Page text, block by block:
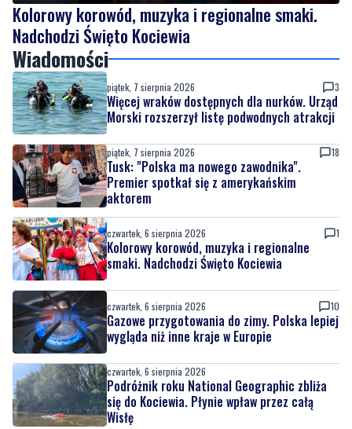
Kolorowy korowód, muzyka i regionalne smaki.
Nadchodzi Święto Kociewia
Wiadomości
piątek, 7 sierpnia 2026 3
Więcej wraków dostępnych dla nurków. Urząd
Morski rozszerzył listę podwodnych atrakcji
piątek, 7 sierpnia 2026 18
Tusk: "Polska ma nowego zawodnika".
Premier spotkał się z amerykańskim
aktorem
czwartek, 6 sierpnia 2026 1
Kolorowy korowód, muzyka i regionalne
smaki. Nadchodzi Święto Kociewia
czwartek, 6 sierpnia 2026 10
Gazowe przygotowania do zimy. Polska lepiej
wygląda niż inne kraje w Europie
czwartek, 6 sierpnia 2026
Podróżnik roku National Geographic zbliża
się do Kociewia. Płynie wpław przez całą
Wisłę